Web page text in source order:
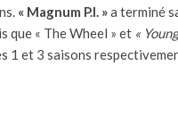
« Magnum P.I. »a terminé
que « The Wheel » et «
1 et 3 saisons